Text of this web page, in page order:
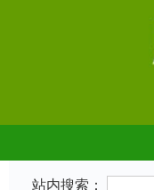
站内搜索：